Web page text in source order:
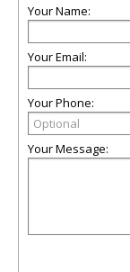
Your Name:
Your Email:
Your Phone:
Your Message: